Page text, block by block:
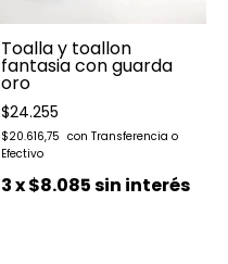
Toalla y toallon
fantasia con guarda
oro
$24.255
$20.616,75
3x$8.085sin interés